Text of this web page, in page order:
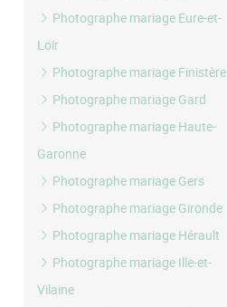
Photographe mariage Eure-et-
Loir
Photographe mariage Finistère
Photographe mariage Gard
Photographe mariage Haute-
Garonne
Photographe mariage Gers
Photographe mariage Gironde
Photographe mariage Hérault
Photographe mariage Ille-et-
Vilaine